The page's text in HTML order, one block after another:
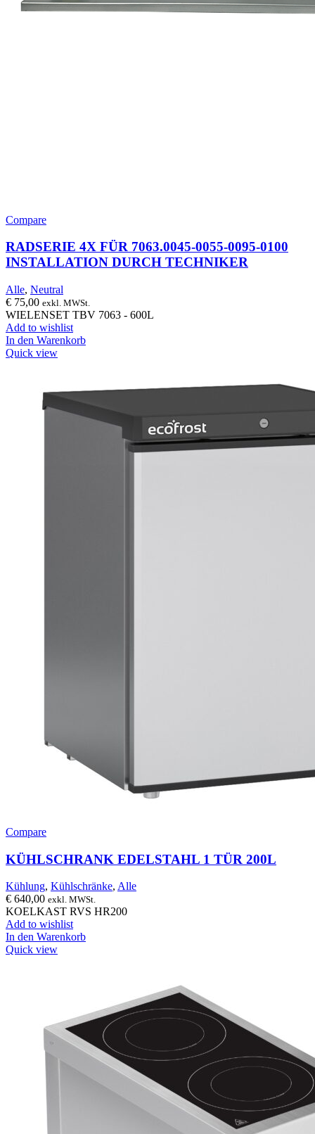
Compare
RADSERIE 4X FÜR 7063.0045-0055-0095-0100
INSTALLATION DURCH TECHNIKER
Alle, Neutral
€ 75,00 exkl. MWSt.
WIELENSET TBV 7063 - 600L
Add to wishlist
In den Warenkorb
Quick view
Compare
KÜHLSCHRANK EDELSTAHL 1 TÜR 200L
Kühlung, Kühlschränke, Alle
€ 640,00 exkl. MWSt.
KOELKAST RVS HR200
Add to wishlist
In den Warenkorb
Quick view